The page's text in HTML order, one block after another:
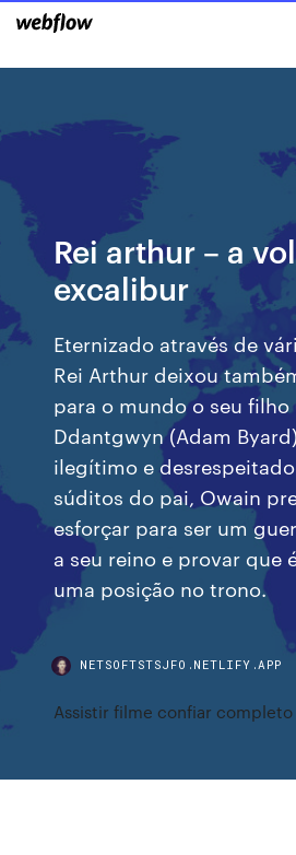
Rei arthur – a
excalibur
Eternizado através de
Rei Arthur deixou
para o mundo o seu filho
Ddantgwyn (Adam
ilegítimo e
súditos do pai, Owain
esforçar para ser um
a seu reino e provar que
uma posição no trono.
NETSOFTSTSJFO.NETLIFY.APP
Assistir filme confiar